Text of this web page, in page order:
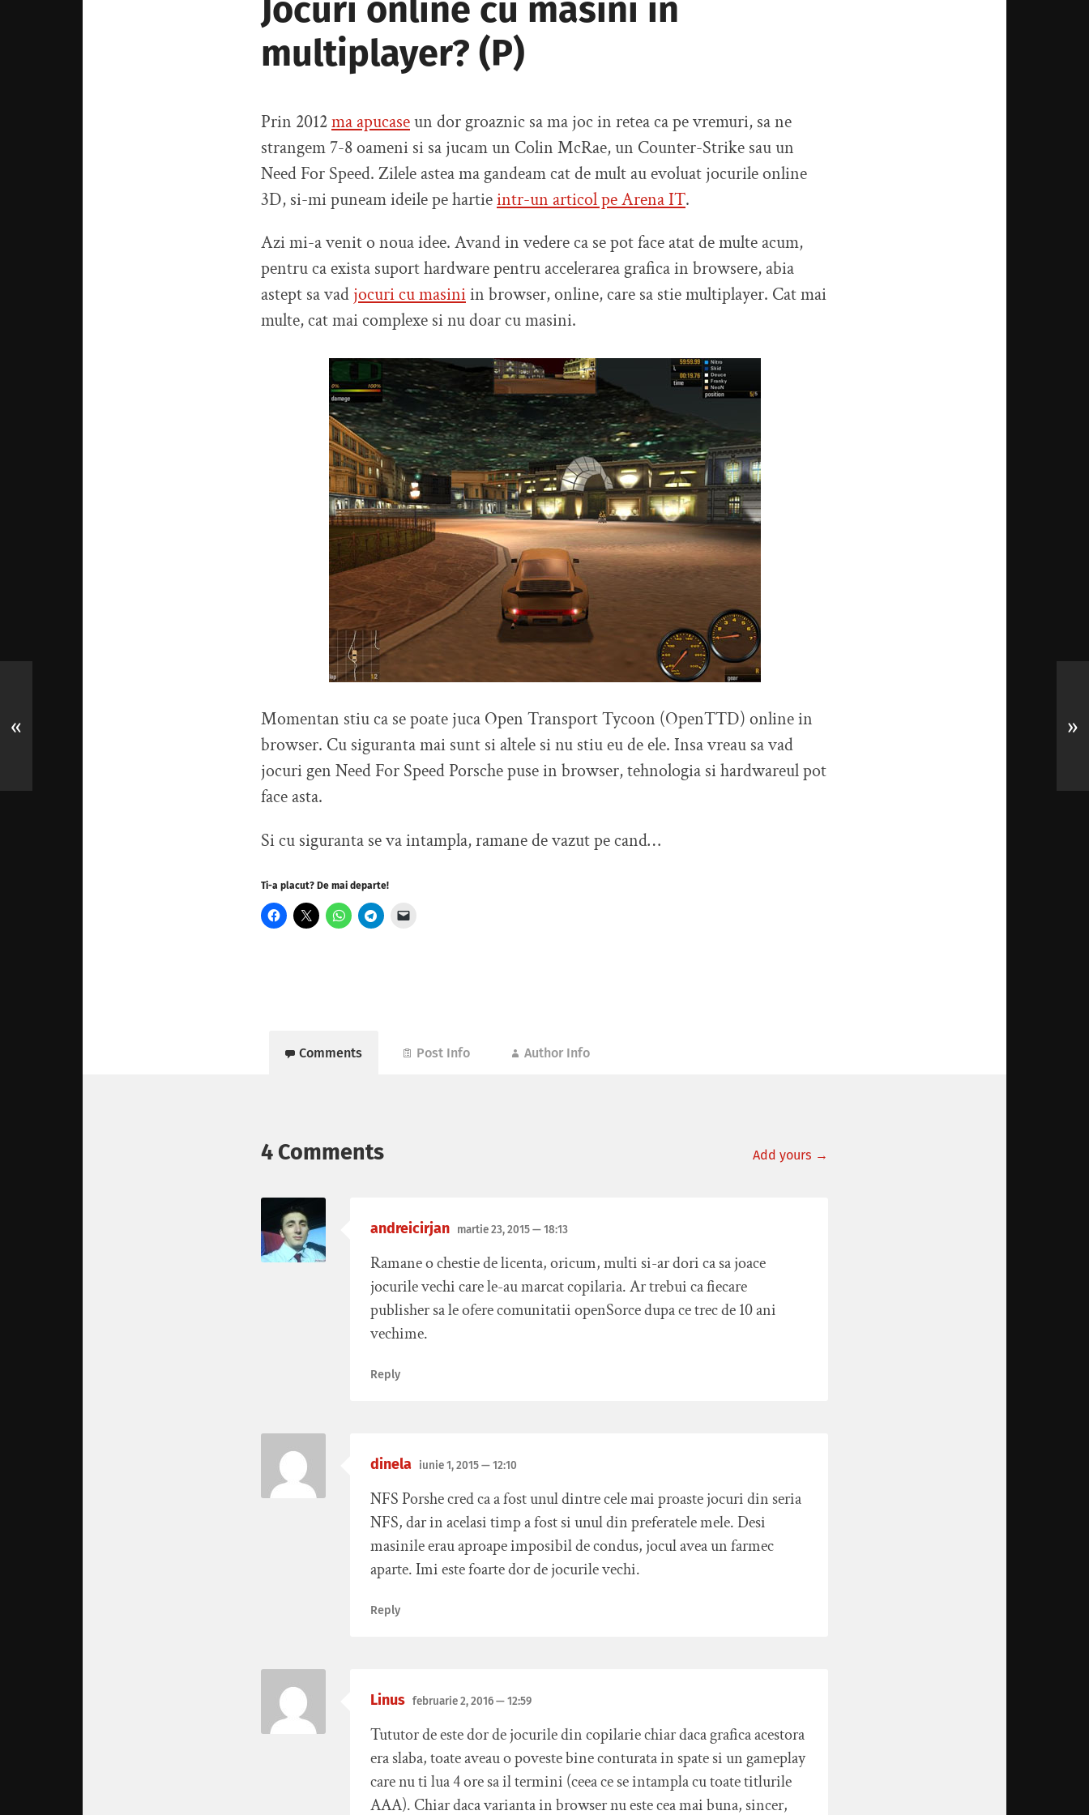
Jocuri online cu masini in
multiplayer? (P)
Prin 2012ma apucaseun dor groaznic sa ma joc in retea ca pe vremuri, sa ne
strangem 7-8 oameni si sa jucam un Colin McRae, un Counter-Strike sau un
Need For Speed. Zilele astea ma gandeam cat de mult au evoluat jocurile online
3D, si-mi puneam ideile pe hartieintr-un articol pe Arena IT.
Azi mi-a venit o noua idee. Avand in vedere ca se pot face atat de multe acum,
pentru ca exista suport hardware pentru accelerarea grafica in browsere, abia
astept sa vad jocuri cu masiniin browser, online, care sa stie multiplayer. Cat mai
multe, cat mai complexe si nu doar cu masini.
Momentan stiu ca se poate juca Open Transport Tycoon (OpenTTD) online in
browser. Cu siguranta mai sunt si altele si nu stiu eu de ele. Insa vreau sa vad
jocuri gen Need For Speed Porsche puse in browser, tehnologia si hardwareul pot
face asta.
Si cu siguranta se va intampla, ramane de vazut pe cand…
Ti-a placut? De mai departe!
Comments Post Info Author Info
4 Comments Add yours →
andreicirjan martie 23, 2015— 18:13
Ramane o chestie de licenta, oricum, multi si-ar dori ca sa joace
jocurile vechi care le-au marcat copilaria. Ar trebui ca fiecare
publisher sa le ofere comunitatii openSorce dupa ce trec de 10 ani
vechime.
Reply
dinela iunie 1, 2015— 12:10
NFS Porshe cred ca a fost unul dintre cele mai proaste jocuri din seria
NFS, dar in acelasi timp a fost si unul din preferatele mele. Desi
masinile erau aproape imposibil de condus, jocul avea un farmec
aparte. Imi este foarte dor de jocurile vechi.
Reply
Linus februarie 2, 2016— 12:59
Tututor de este dor de jocurile din copilarie chiar daca grafica acestora
era slaba, toate aveau o poveste bine conturata in spate si un gameplay
care nu ti lua 4 ore sa il termini (ceea ce se intampla cu toate titlurile
AAA). Chiar daca varianta in browser nu este cea mai buna, sincer,
« »